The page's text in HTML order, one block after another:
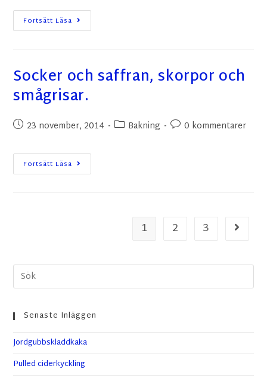
Fortsätt Läsa
Socker och saffran, skorpor och
smågrisar.
23 november, 2014 Bakning 0 kommentarer
Fortsätt Läsa
1 2 3
Senaste Inläggen
Jordgubbskladdkaka
Pulled ciderkyckling